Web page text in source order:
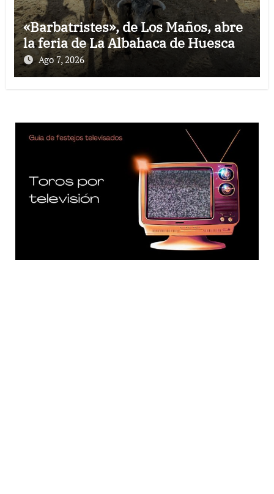
«Barbatristes», de Los Maños, abre
la feria de La Albahaca de Huesca
Ago 7, 2026